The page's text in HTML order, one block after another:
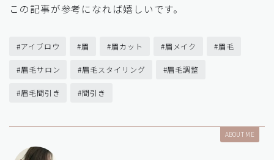
この記事が参考になれば嬉しいです。
#アイブロウ #眉 #眉カット #眉メイク #眉毛
#眉毛サロン #眉毛スタイリング #眉毛調整
#眉毛間引き #間引き
ABOUT ME